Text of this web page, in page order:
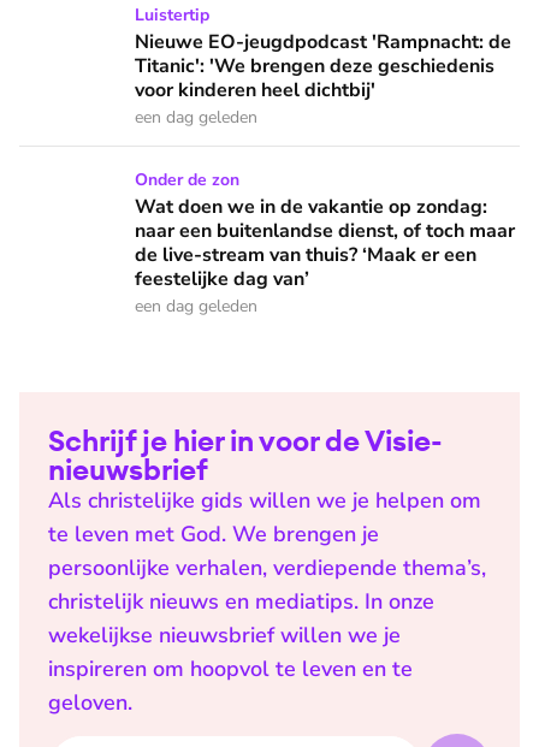
Nieuwe EO-jeugdpodcast 'Rampnacht: de Titanic': 'We
Luistertip
Nieuwe EO-jeugdpodcast 'Rampnacht: de
Titanic': 'We brengen deze geschiedenis
voor kinderen heel dichtbij'
een dag geleden
Wat doen we in de vakantie op zondag: naar een
Onder de zon
Wat doen we in de vakantie op zondag:
naar een buitenlandse dienst, of toch maar
de live-stream van thuis? ‘Maak er een
feestelijke dag van’
een dag geleden
Schrijf je hier in voor de Visie-
nieuwsbrief
Als christelijke gids willen we je helpen om
te leven met God. We brengen je
persoonlijke verhalen, verdiepende thema’s,
christelijk nieuws en mediatips. In onze
wekelijkse nieuwsbrief willen we je
inspireren om hoopvol te leven en te
geloven.